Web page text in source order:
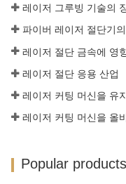
레이저 그루빙 기술의
레이저 절단 금속에 영
레이저 절단 응용 산업
레이저 커팅 머신을 유
Popular products